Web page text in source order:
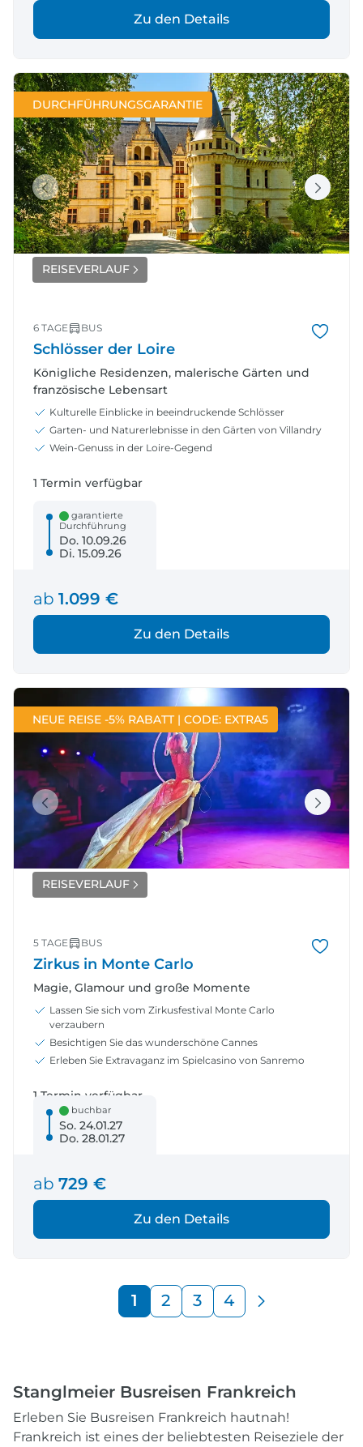
Zu den Details
DURCHFÜHRUNGSGARANTIE
REISEVERLAUF
6 TAGE BUS
Schlösser der Loire
Königliche Residenzen, malerische Gärten und
französische Lebensart
Kulturelle Einblicke in beeindruckende Schlösser
Garten- und Naturerlebnisse in den Gärten von Villandry
Wein-Genuss in der Loire-Gegend
garantierte
Durchführung
Do. 10.09.26
Di. 15.09.26
1 Termin verfügbar
ab 1.099 €
Zu den Details
NEUE REISE -5% RABATT | CODE: EXTRA5
REISEVERLAUF
5 TAGE BUS
Zirkus in Monte Carlo
Magie, Glamour und große Momente
Lassen Sie sich vom Zirkusfestival Monte Carlo
verzaubern
Besichtigen Sie das wunderschöne Cannes
Erleben Sie Extravaganz im Spielcasino von Sanremo
buchbar
So. 24.01.27
Do. 28.01.27
1 Termin verfügbar
ab 729 €
Zu den Details
1 2 3 4
Stanglmeier Busreisen Frankreich
Erleben Sie Busreisen Frankreich hautnah!
Frankreich ist eines der beliebtesten Reiseziele der